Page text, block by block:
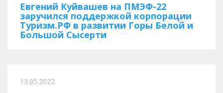
Евгений Куйвашев на ПМЭФ-22
заручился поддержкой корпорации
Туризм.РФ в развитии Горы Белой и
Большой Сысерти
13.05.2022